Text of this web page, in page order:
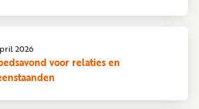
voor relaties en
2026